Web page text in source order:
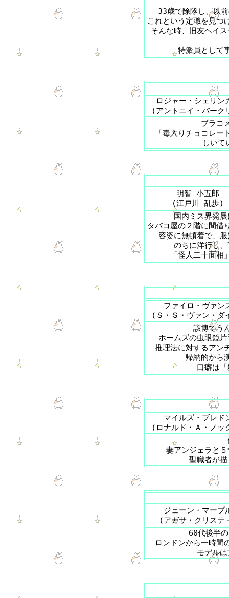
33歳で除隊し、以
これという定職を見つ
そんな時、旧友ヘイ
特派員として
ロジャー・シェリン
(アントニイ・バーク
ブラコ
「毒入りチョコレ
しいて
明智 小五郎
(江戸川 乱歩)
国内ミス界発
タバコ屋の２階に間借
容姿に無頓着で、
のちに洋行し
「怪人二十面
ファイロ・ヴァン
(Ｓ・Ｓ・ヴァン・ダ
該博でう
ホームズの虫眼鏡
推理法に対するアン
帰納的から
口癖は
マイルズ・ブレド
(ロナルド・Ａ・ノッ
妻アンジェラと
聖職者が
ジェーン・マープ
(アガサ・クリステ
60代後半
ロンドンから一時間
モデル